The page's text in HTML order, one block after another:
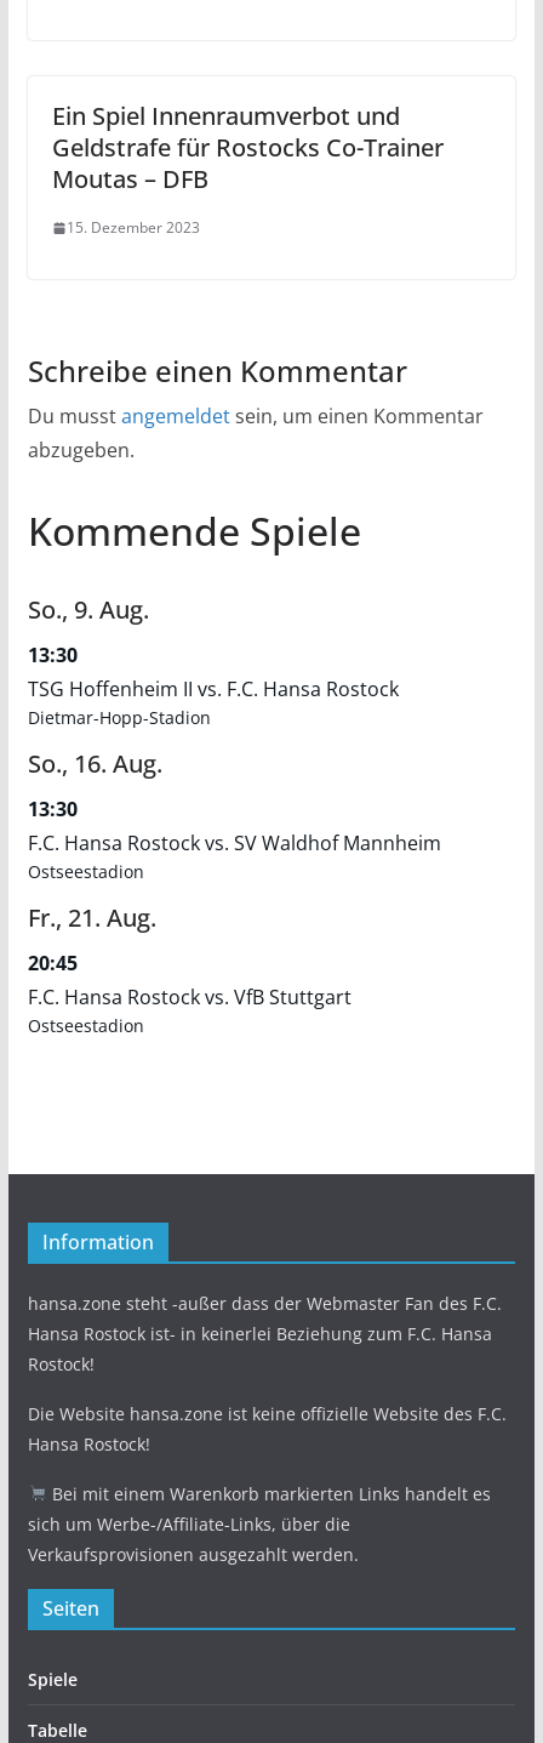
Ein Spiel Innenraumverbot und
Geldstrafe für Rostocks Co-Trainer
Moutas – DFB
15. Dezember 2023
Schreibe einen Kommentar
Du musstangemeldetsein, um einen Kommentar
abzugeben.
Kommende Spiele
So., 9. Aug.
13:30
TSG Hoffenheim II vs. F.C. Hansa Rostock
Dietmar-Hopp-Stadion
So., 16. Aug.
13:30
F.C. Hansa Rostock vs. SV Waldhof Mannheim
Ostseestadion
Fr., 21. Aug.
20:45
F.C. Hansa Rostock vs. VfB Stuttgart
Ostseestadion
Information
hansa.zone steht -außer dass der Webmaster Fan des F.C.
Hansa Rostock ist- in keinerlei Beziehung zum F.C. Hansa
Rostock!
Die Website hansa.zone ist keine offizielle Website des F.C.
Hansa Rostock!
Bei mit einem Warenkorb markierten Links handelt es
sich um Werbe-/Affiliate-Links, über die
Verkaufsprovisionen ausgezahlt werden.
Seiten
Spiele
Tabelle